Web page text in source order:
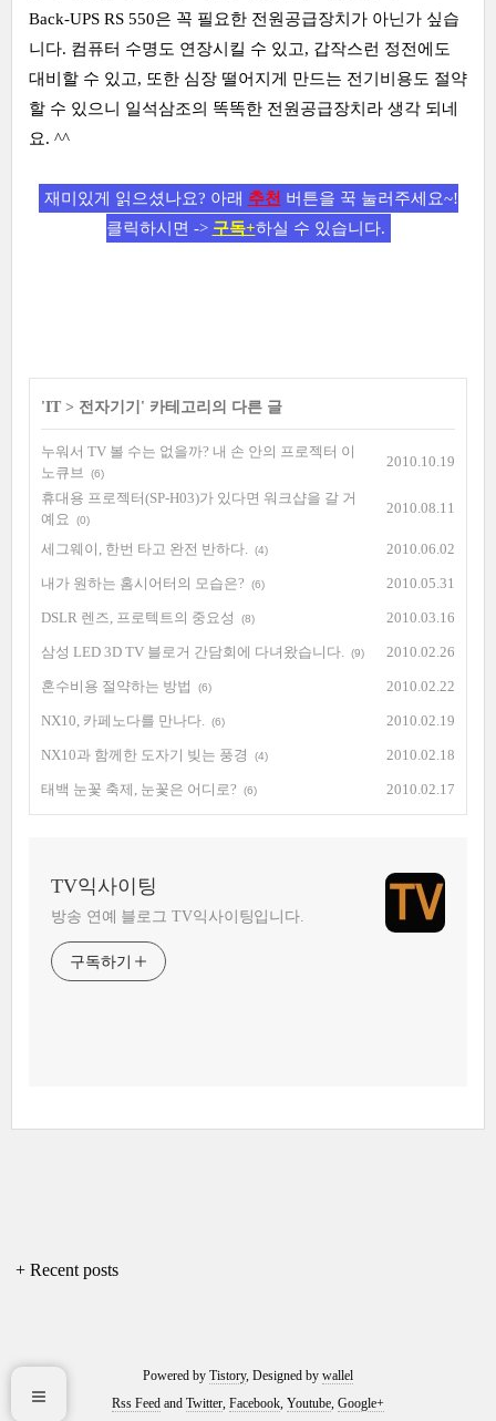
Back-UPS RS 550은 꼭 필요한 전원공급장치가 아닌가 싶습
니다. 컴퓨터 수명도 연장시킬 수 있고, 갑작스런 정전에도
대비할 수 있고, 또한 심장 떨어지게 만드는 전기비용도 절약
할 수 있으니 일석삼조의 똑똑한 전원공급장치라 생각 되네
요. ^^
재미있게 읽으셨나요? 아래 추천 버튼을 꾹 눌러주세요~!
클릭하시면 -> 구독+하실 수 있습니다.
'IT > 전자기기 ' 카테고리의 다른 글
누워서 TV 볼 수는 없을까? 내 손 안의 프로젝터 이
노큐브
(6)
2010.10.19
휴대용 프로젝터(SP-H03)가 있다면 워크샵을 갈 거
예요
(0)
2010.08.11
세그웨이, 한번 타고 완전 반하다. (4) 2010.06.02
내가 원하는 홈시어터의 모습은? (6) 2010.05.31
DSLR 렌즈, 프로텍트의 중요성 (8) 2010.03.16
삼성 LED 3D TV 블로거 간담회에 다녀왔습니다. (9) 2010.02.26
혼수비용 절약하는 방법 (6) 2010.02.22
NX10, 카페노다를 만나다. (6) 2010.02.19
NX10과 함께한 도자기 빚는 풍경 (4) 2010.02.18
태백 눈꽃 축제, 눈꽃은 어디로? (6) 2010.02.17
TV익사이팅
방송 연예 블로그 TV익사이팅입니다.
구독하기
+ Recent posts
Powered by Tistory, Designed by wallel
Rss Feed and Twitter, Facebook, Youtube, Google+